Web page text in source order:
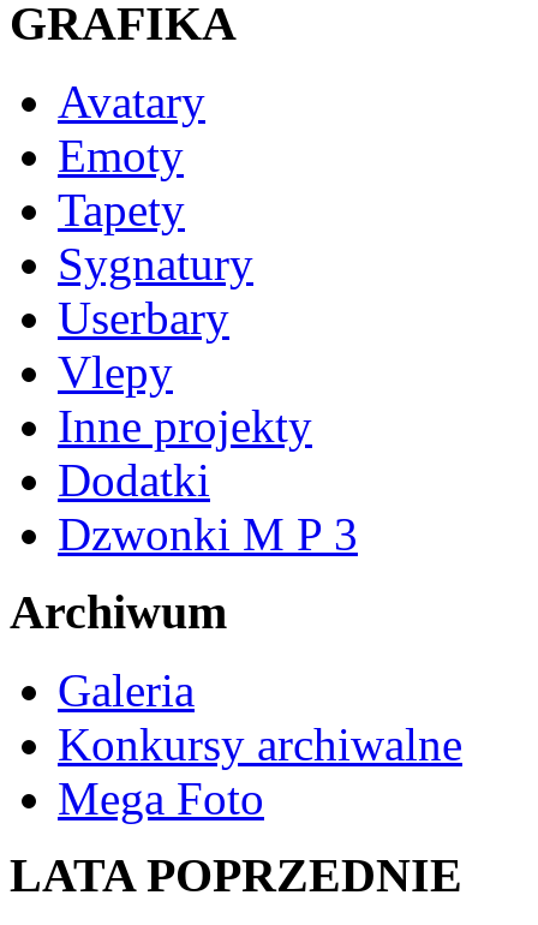
GRAFIKA
Avatary
Emoty
Tapety
Sygnatury
Userbary
Vlepy
Inne projekty
Dodatki
Dzwonki M P 3
Archiwum
Galeria
Konkursy archiwalne
Mega Foto
LATA POPRZEDNIE